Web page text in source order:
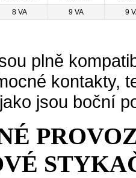
8 VA 9 VA 9
plně
kontakty,
jsou boční